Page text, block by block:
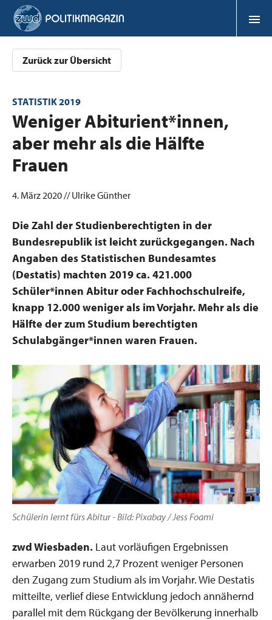
Zurück zur Übersicht
STATISTIK 2019
:Weniger Abiturient*innen,
aber mehr als die Hälfte
Frauen
4. März 2020 // Ulrike Günther
Die Zahl der Studienberechtigten in der
Bundesrepublik ist leicht zurückgegangen. Nach
Angaben des Statistischen Bundesamtes
(Destatis) machten 2019 ca. 421.000
Schüler*innen Abitur oder Fachhochschulreife,
knapp 12.000 weniger als im Vorjahr. Mehr als die
Hälfte der zum Studium berechtigten
Schulabgänger*innen waren Frauen.
Schülerin lernt fürs Abitur - Bild: Pixabay / Jess Foami
zwd Wiesbaden. Laut vorläufigen Ergebnissen
erwarben 2019 rund 2,7 Prozent weniger Personen
den Zugang zum Studium als im Vorjahr. Wie Destatis
mitteilte, verlief diese Entwicklung jedoch annähernd
parallel mit dem Rückgang der Bevölkerung innerhalb